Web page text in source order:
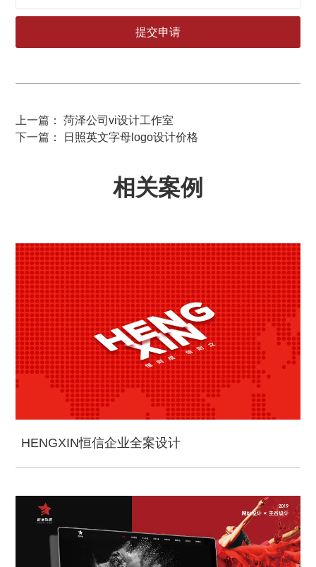
上一篇： 菏泽公司vi设计工作室
下一篇： 日照英文字母logo设计价格
相关案例
HENGXIN恒信企业全案设计